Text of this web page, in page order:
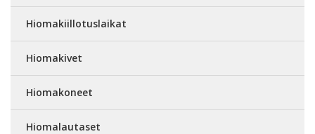
Hiomakiillotuslaikat
Hiomakivet
Hiomakoneet
Hiomalautaset